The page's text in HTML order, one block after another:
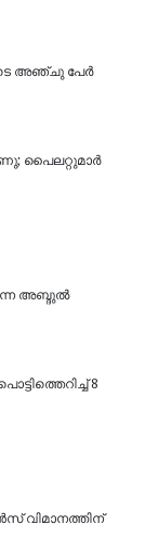
അഞ്ചു പേര്‍
പൈ​ല​റ്റു​മാ​ര്‍
അബ്ദുല്‍
8
വിമാനത്തിന്